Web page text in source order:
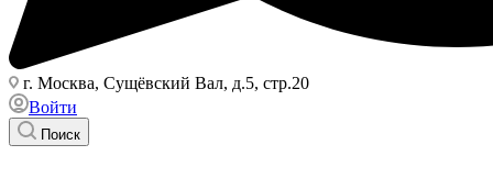
г. Москва, Сущёвский Вал, д.5, стр.20
Войти
Поиск